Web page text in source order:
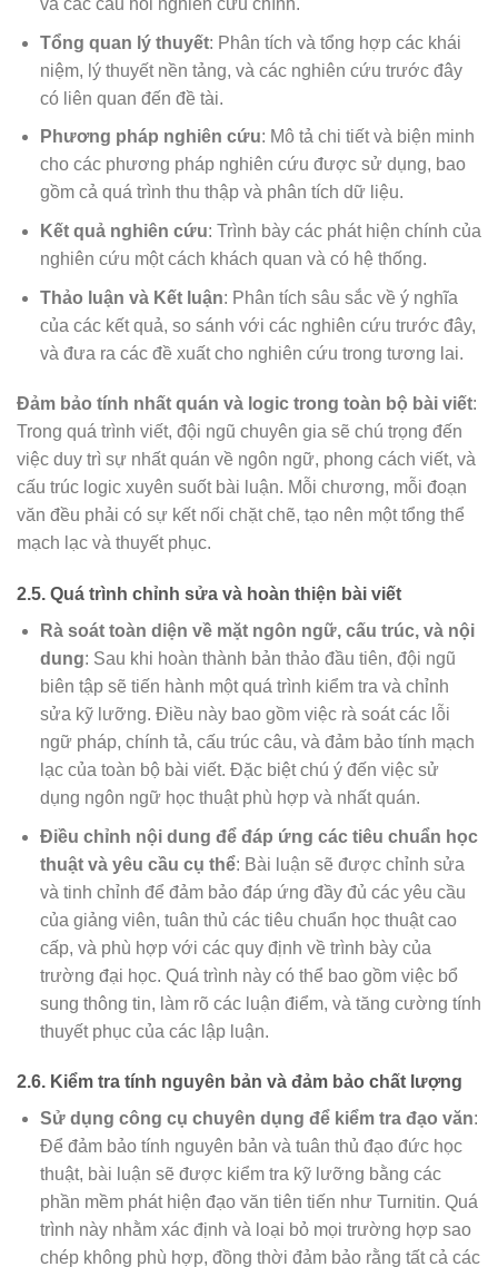
và các câu hỏi nghiên cứu chính.
Tổng quan lý thuyết: Phân tích và tổng hợp các khái
niệm, lý thuyết nền tảng, và các nghiên cứu trước đây
có liên quan đến đề tài.
Phương pháp nghiên cứu: Mô tả chi tiết và biện minh
cho các phương pháp nghiên cứu được sử dụng, bao
gồm cả quá trình thu thập và phân tích dữ liệu.
Kết quả nghiên cứu: Trình bày các phát hiện chính của
nghiên cứu một cách khách quan và có hệ thống.
Thảo luận và Kết luận: Phân tích sâu sắc về ý nghĩa
của các kết quả, so sánh với các nghiên cứu trước đây,
và đưa ra các đề xuất cho nghiên cứu trong tương lai.
Đảm bảo tính nhất quán và logic trong toàn bộ bài viết:
Trong quá trình viết, đội ngũ chuyên gia sẽ chú trọng đến
việc duy trì sự nhất quán về ngôn ngữ, phong cách viết, và
cấu trúc logic xuyên suốt bài luận. Mỗi chương, mỗi đoạn
văn đều phải có sự kết nối chặt chẽ, tạo nên một tổng thể
mạch lạc và thuyết phục.
2.5. Quá trình chỉnh sửa và hoàn thiện bài viết
Rà soát toàn diện về mặt ngôn ngữ, cấu trúc, và nội
dung: Sau khi hoàn thành bản thảo đầu tiên, đội ngũ
biên tập sẽ tiến hành một quá trình kiểm tra và chỉnh
sửa kỹ lưỡng. Điều này bao gồm việc rà soát các lỗi
ngữ pháp, chính tả, cấu trúc câu, và đảm bảo tính mạch
lạc của toàn bộ bài viết. Đặc biệt chú ý đến việc sử
dụng ngôn ngữ học thuật phù hợp và nhất quán.
Điều chỉnh nội dung để đáp ứng các tiêu chuẩn học
thuật và yêu cầu cụ thể: Bài luận sẽ được chỉnh sửa
và tinh chỉnh để đảm bảo đáp ứng đầy đủ các yêu cầu
của giảng viên, tuân thủ các tiêu chuẩn học thuật cao
cấp, và phù hợp với các quy định về trình bày của
trường đại học. Quá trình này có thể bao gồm việc bổ
sung thông tin, làm rõ các luận điểm, và tăng cường tính
thuyết phục của các lập luận.
2.6. Kiểm tra tính nguyên bản và đảm bảo chất lượng
Sử dụng công cụ chuyên dụng để kiểm tra đạo văn:
Để đảm bảo tính nguyên bản và tuân thủ đạo đức học
thuật, bài luận sẽ được kiểm tra kỹ lưỡng bằng các
phần mềm phát hiện đạo văn tiên tiến như Turnitin. Quá
trình này nhằm xác định và loại bỏ mọi trường hợp sao
chép không phù hợp, đồng thời đảm bảo rằng tất cả các